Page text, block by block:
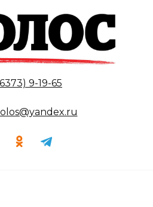
9-19-65